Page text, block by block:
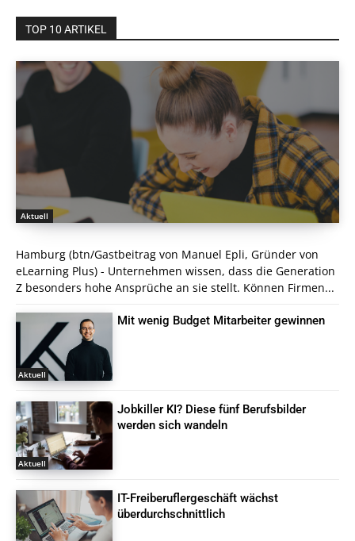
TOP 10 ARTIKEL
Aktuell
Hamburg (btn/Gastbeitrag von Manuel Epli, Gründer von
eLearning Plus) - Unternehmen wissen, dass die Generation
Z besonders hohe Ansprüche an sie stellt. Können Firmen...
Aktuell
Mit wenig Budget Mitarbeiter gewinnen
Aktuell
Jobkiller KI? Diese fünf Berufsbilder
werden sich wandeln
IT-Freiberuflergeschäft wächst
überdurchschnittlich